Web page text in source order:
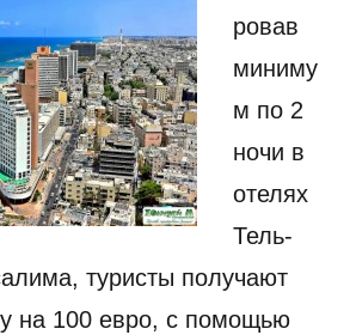
ровав
миниму
м по 2
ночи в
отелях
Тель-
туристы получают
на 100 евро, с помощью